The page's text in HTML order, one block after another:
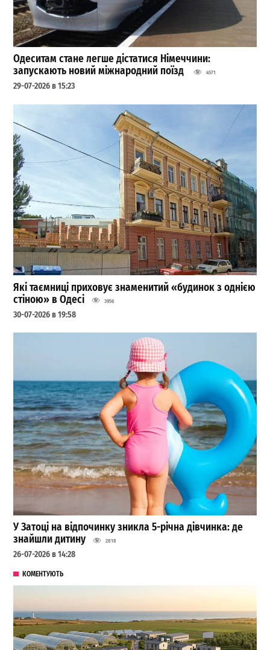
Одеситам стане легше дістатися Німеччини:
запускають новий міжнародний поїзд
4571
29-07-2026 в 15:23
Які таємниці приховує знаменитий «будинок з однією
стіною» в Одесі
3956
30-07-2026 в 19:58
У Затоці на відпочинку зникла 5-річна дівчинка: де
знайшли дитину
2818
26-07-2026 в 14:28
КОМЕНТУЮТЬ